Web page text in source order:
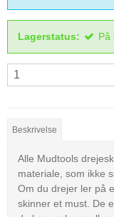
Lagerstatus: På
Beskrivelse
Alle Mudtools
materiale, som ikke
Om du drejer ler på
skinner et must. De